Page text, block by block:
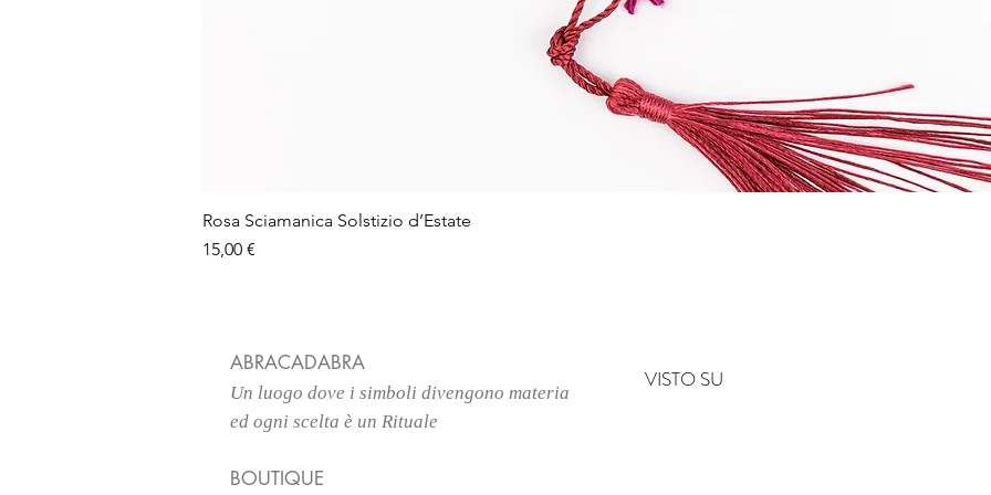
Rosa Sciamanica Solstizio d’Estate
Prezzo
15,00 €
ABRACADABRA
Un luogo dove i simboli divengono materia
ed ogni scelta è un Rituale
BOUTIQUE
VISTO SU